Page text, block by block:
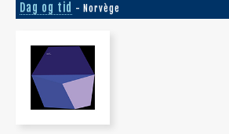
Dag og tid - Norvège